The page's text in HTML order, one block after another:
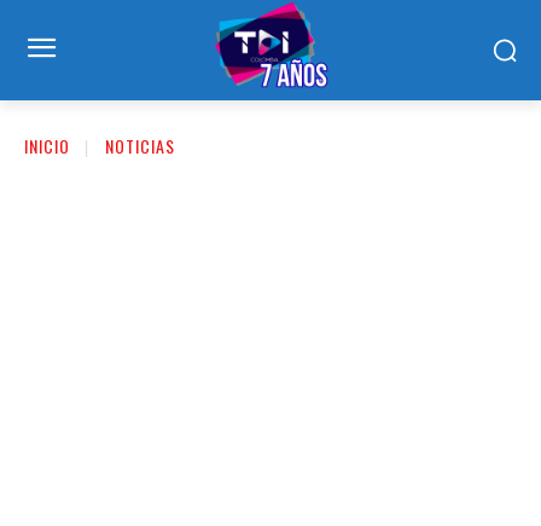
INICIO NOTICIAS